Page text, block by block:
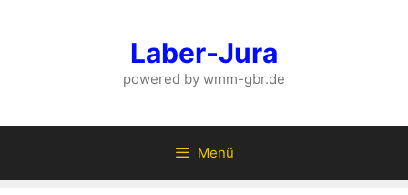
Laber-Jura
powered by wmm-gbr.de
Menü